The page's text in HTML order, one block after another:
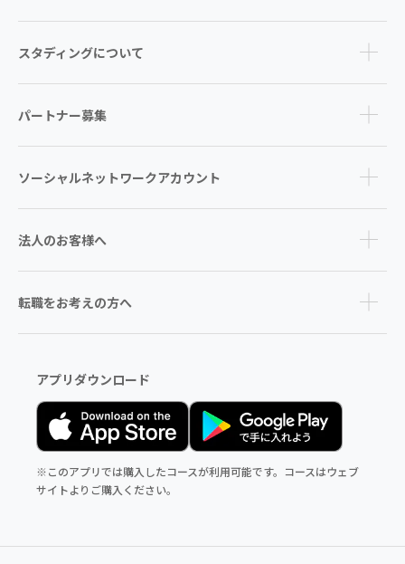
スタディングについて
パートナー募集
ソーシャルネットワークアカウント
法人のお客様へ
転職をお考えの方へ
アプリダウンロード
※このアプリでは購入したコースが利用可能です。コースはウェブ
サイトよりご購入ください。